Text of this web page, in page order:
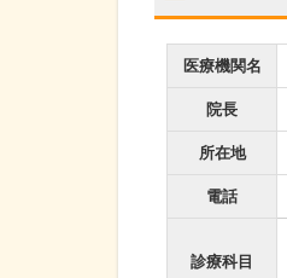
医療機関名
院長
所在地
電話
診療科目